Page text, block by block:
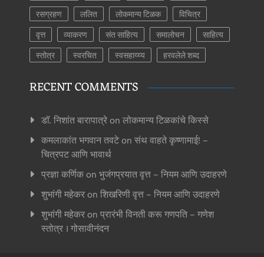
रसग्रहण
ललित लोकमान्य टिळक
विचित्र
वृत्त
व्याकरण संत साहित्य समालोचन
साहित्य
स्तोत्र
स्वरचित स्वसहाय्य्य हरवलेले शब्द
RECENT COMMENTS
डॉ. निशांत बारापात्रेon लोकमान्य टिळकांचे किस्से
कमलाकांत भगवान तवटेon संथ वाहते कृष्णामाई! –
चित्रपट आणि भावार्थ
प्रज्ञा कर्णिकon भुजंगप्रयात वृत्त – नियम आणि उदाहरणे
शुभांगी महेकरon शिखरिणी वृत्त – नियम आणि उदाहरणे
शुभांगी महेकरon प्रारंभी विनती करू गणपति – गणेश
स्तोत्र । गोसावीनंदन